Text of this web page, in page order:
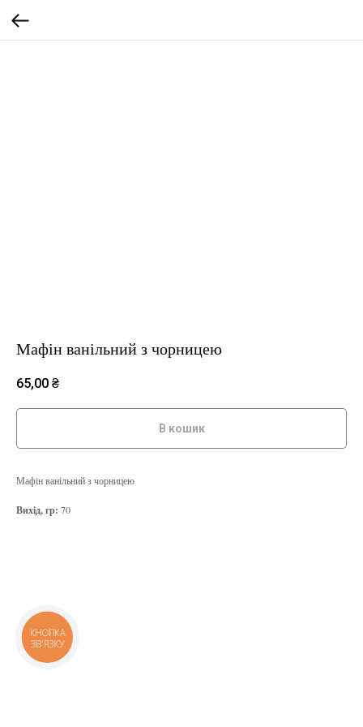
Мафін ванільний з чорницею
65,00 ₴
В кошик
Мафін ванільний з чорницею
Вихід, гр: 70
КНОПКА
ЗВ'ЯЗКУ